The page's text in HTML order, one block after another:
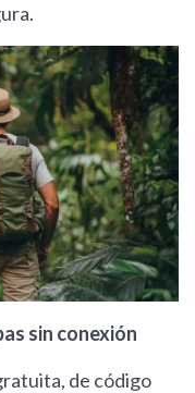
sin conexión
de código